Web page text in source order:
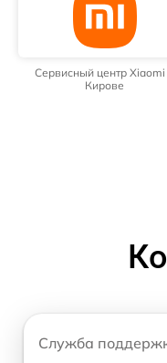
Сервисный центр Xiaomi
Кирове
Служба